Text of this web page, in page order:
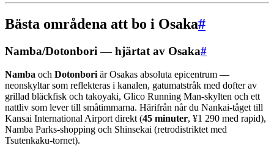
Bästa områdena att bo i Osaka#
Namba/Dotonbori — hjärtat av Osaka#
Namba och Dotonbori är Osakas absoluta epicentrum —
neonskyltar som reflekteras i kanalen, gatumatstråk med dofter av
grillad bläckfisk och takoyaki, Glico Running Man-skylten och ett
nattliv som lever till småtimmarna. Härifrån når du Nankai-tåget till
Kansai International Airport direkt (45 minuter, ¥1 290 med rapid),
Namba Parks-shopping och Shinsekai (retrodistriktet med
Tsutenkaku-tornet).